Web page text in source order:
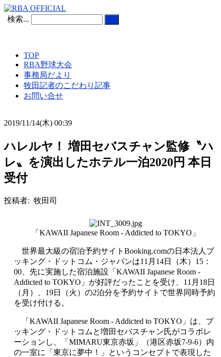
検索...
TOP
RBA野球大会
事務局だより
牧田記者のこだわり記事
お問い合せ
2019/11/14(木) 00:39
ハレルヤ！ 増田セバスチャン監修〝ハ
レ〟を演出したホテル一泊2020円 本日
受付
投稿者: 牧田司
「KAWAII Japanese Room - Addicted to TOKYO」
世界最大級の宿泊予約サイトBooking.comの日本法人ブ
ッキング・ドットコム・ジャパンは11月14日（木）15：
00、先に実施した宿泊施設「KAWAII Japanese Room -
Addicted to TOKYO」が好評だったことを受け、11月18日
（月）、19日（火）の2泊分を予約サイトで世界同時予約
を受け付ける。
「KAWAII Japanese Room - Addicted to TOKYO」は、ブ
ッキング・ドットコムと増田セバスチャン氏がコラボレ
ーションし、「MIMARU東京赤坂」（港区赤坂7-9-6）内
の一室に「東京に夢中！」というコンセプトで表現した